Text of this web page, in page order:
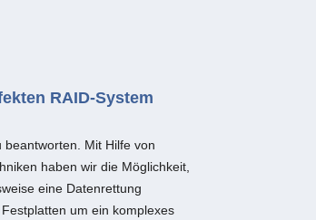
RAID-System
beantworten. Mit Hilfe von
haben wir die Möglichkeit,
eine Datenrettung
um ein komplexes